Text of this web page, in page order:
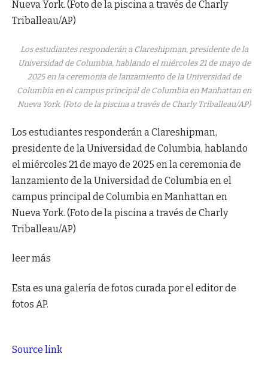
Los estudiantes responderán a Clareshipman, presidente de la
Universidad de Columbia, hablando el miércoles 21 de mayo de
2025 en la ceremonia de lanzamiento de la Universidad de
Columbia en el campus principal de Columbia en Manhattan en
Nueva York. (Foto de la piscina a través de Charly Triballeau/AP)
Los estudiantes responderán a Clareshipman,
presidente de la Universidad de Columbia, hablando
el miércoles 21 de mayo de 2025 en la ceremonia de
lanzamiento de la Universidad de Columbia en el
campus principal de Columbia en Manhattan en
Nueva York. (Foto de la piscina a través de Charly
Triballeau/AP)
leer más
Esta es una galería de fotos curada por el editor de
fotos AP.
Source link